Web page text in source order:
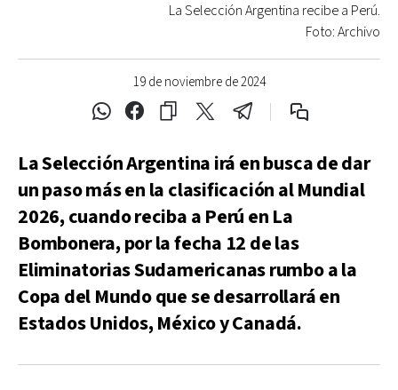
19 de noviembre de 2024
La Selección Argentina recibe a Perú.
Foto: Archivo
La Selección Argentina irá en busca de dar
un paso más en la clasificación al Mundial
2026, cuando reciba a Perú en La
Bombonera, por la fecha 12 de las
Eliminatorias Sudamericanas rumbo a la
Copa del Mundo que se desarrollará en
Estados Unidos, México y Canadá.